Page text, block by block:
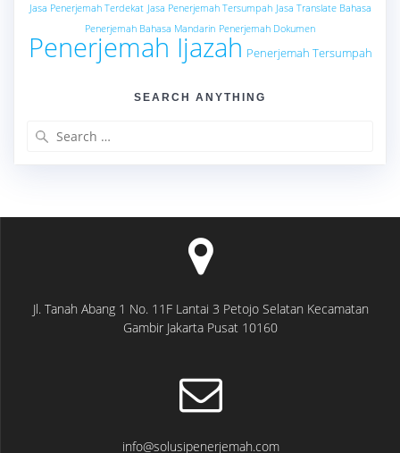
Jasa Penerjemah Terdekat Jasa Penerjemah Tersumpah Jasa Translate Bahasa
Penerjemah Bahasa Mandarin Penerjemah Dokumen
Penerjemah Ijazah Penerjemah Tersumpah
SEARCH ANYTHING
Jl. Tanah Abang 1 No. 11F Lantai 3 Petojo Selatan Kecamatan
Gambir Jakarta Pusat 10160
info@solusipenerjemah.com